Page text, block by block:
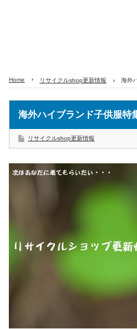
Home リサイクルshop更新情報 海外
海外ハイブランド子供服特
リサイクルshop更新情報